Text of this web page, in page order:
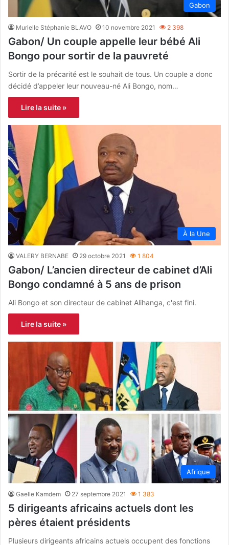
Gabon
Murielle Stéphanie BLAVO 10 novembre 2021 2 398
Gabon/ Un couple appelle leur bébé Ali
Bongo pour sortir de la pauvreté
Sortir de la précarité est le souhait de tous. Un couple a donc
décidé d’appeler leur nouveau-né Ali Bongo, nom…
Lire la suite »
À la Une
VALERY BERNABE 29 octobre 2021 1 804
Gabon/ L’ancien directeur de cabinet d’Ali
Bongo condamné à 5 ans de prison
Ali Bongo et son directeur de cabinet Alihanga, c'est fini.
Lire la suite »
Afrique
Gaelle Kamdem 27 septembre 2021 1 383
5 dirigeants africains actuels dont les
pères étaient présidents
Plusieurs dirigeants africains actuels occupent des fonctions